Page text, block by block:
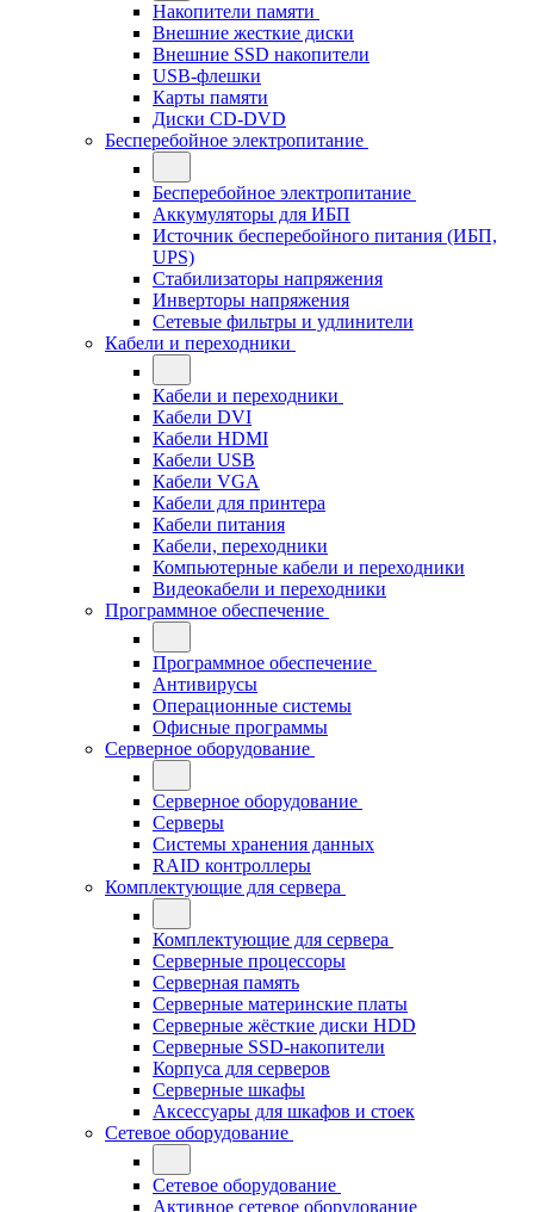
Накопители памяти
Внешние жесткие диски
Внешние SSD накопители
USB-флешки
Карты памяти
Диски CD-DVD
Бесперебойное электропитание
Бесперебойное электропитание
Аккумуляторы для ИБП
Источник бесперебойного питания (ИБП,
UPS)
Стабилизаторы напряжения
Инверторы напряжения
Сетевые фильтры и удлинители
Кабели и переходники
Кабели и переходники
Кабели DVI
Кабели HDMI
Кабели USB
Кабели VGA
Кабели для принтера
Кабели питания
Кабели, переходники
Компьютерные кабели и переходники
Видеокабели и переходники
Программное обеспечение
Программное обеспечение
Антивирусы
Операционные системы
Офисные программы
Серверное оборудование
Серверное оборудование
Серверы
Системы хранения данных
RAID контроллеры
Комплектующие для сервера
Комплектующие для сервера
Серверные процессоры
Серверная память
Серверные материнские платы
Серверные жёсткие диски HDD
Серверные SSD-накопители
Корпуса для серверов
Серверные шкафы
Аксессуары для шкафов и стоек
Сетевое оборудование
Сетевое оборудование
Активное сетевое оборудование